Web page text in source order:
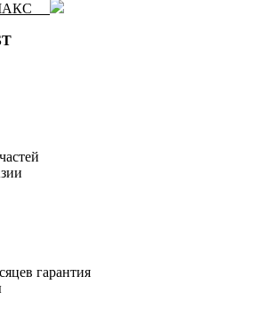
МАКС
гарантия